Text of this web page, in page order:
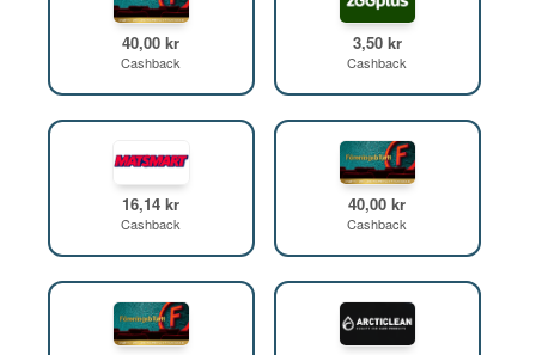
40,00 kr
Cashback
3,50 kr
Cashback
16,14 kr
Cashback
40,00 kr
Cashback